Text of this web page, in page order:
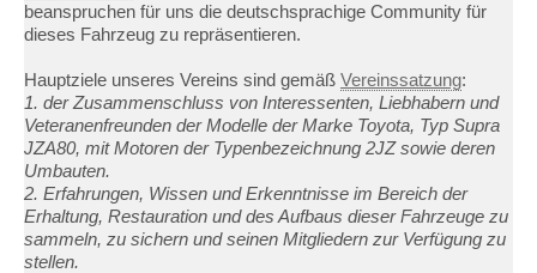
beanspruchen für uns die deutschsprachige Community für
dieses Fahrzeug zu repräsentieren.
Hauptziele unseres Vereins sind gemäß Vereinssatzung:
1. der Zusammenschluss von Interessenten, Liebhabern und
Veteranenfreunden der Modelle der Marke Toyota, Typ Supra
JZA80, mit Motoren der Typenbezeichnung 2JZ sowie deren
Umbauten.
2. Erfahrungen, Wissen und Erkenntnisse im Bereich der
Erhaltung, Restauration und des Aufbaus dieser Fahrzeuge zu
sammeln, zu sichern und seinen Mitgliedern zur Verfügung zu
stellen.